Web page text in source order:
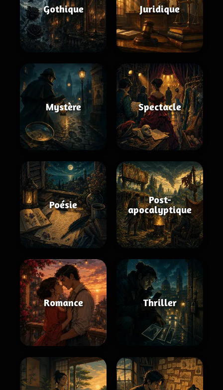
Gothique Juridique
Mystère Spectacle
Poésie
Post-
apocalyptique
Romance Thriller